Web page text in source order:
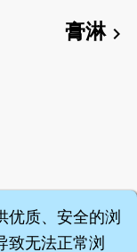
膏淋chevron_right
优质、安全的浏
致无法正常浏